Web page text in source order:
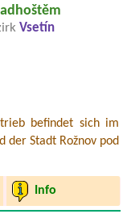
Vsetín
befindet sich im
der Stadt Rožnov pod
Info